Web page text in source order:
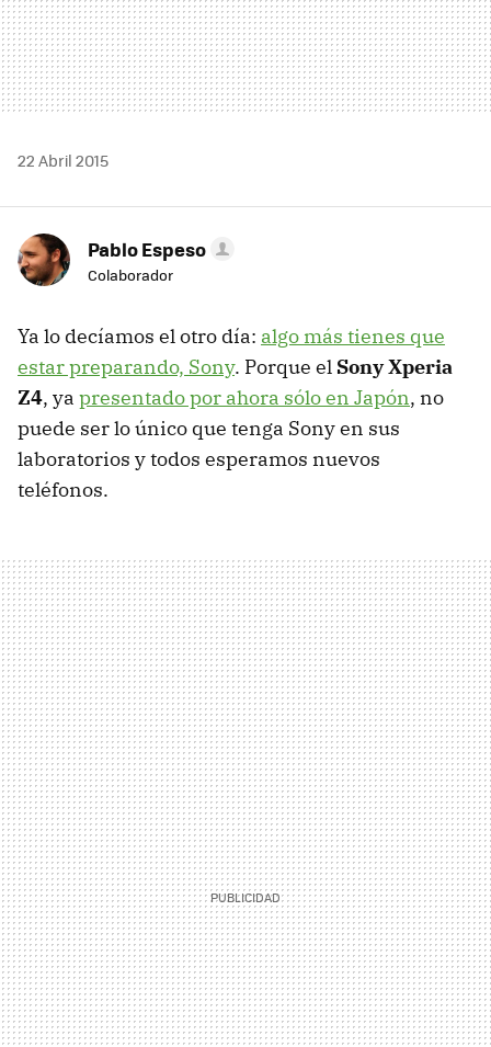
22 Abril 2015
Pablo Espeso
Colaborador
Ya lo decíamos el otro día: algo más tienes que
estar preparando, Sony. Porque el Sony Xperia
Z4, ya presentado por ahora sólo en Japón, no
puede ser lo único que tenga Sony en sus
laboratorios y todos esperamos nuevos
teléfonos.